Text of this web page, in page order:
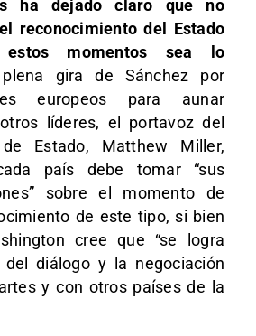
ha dejado claro que no
reconocimiento del Estado
momentos sea lo
gira de Sánchez por
europeos para aunar
líderes, el portavoz del
de Estado, Matthew Miller,
país debe tomar “sus
sobre el momento de
de este tipo, si bien
cree que “se logra
diálogo y la negociación
y con otros países de la